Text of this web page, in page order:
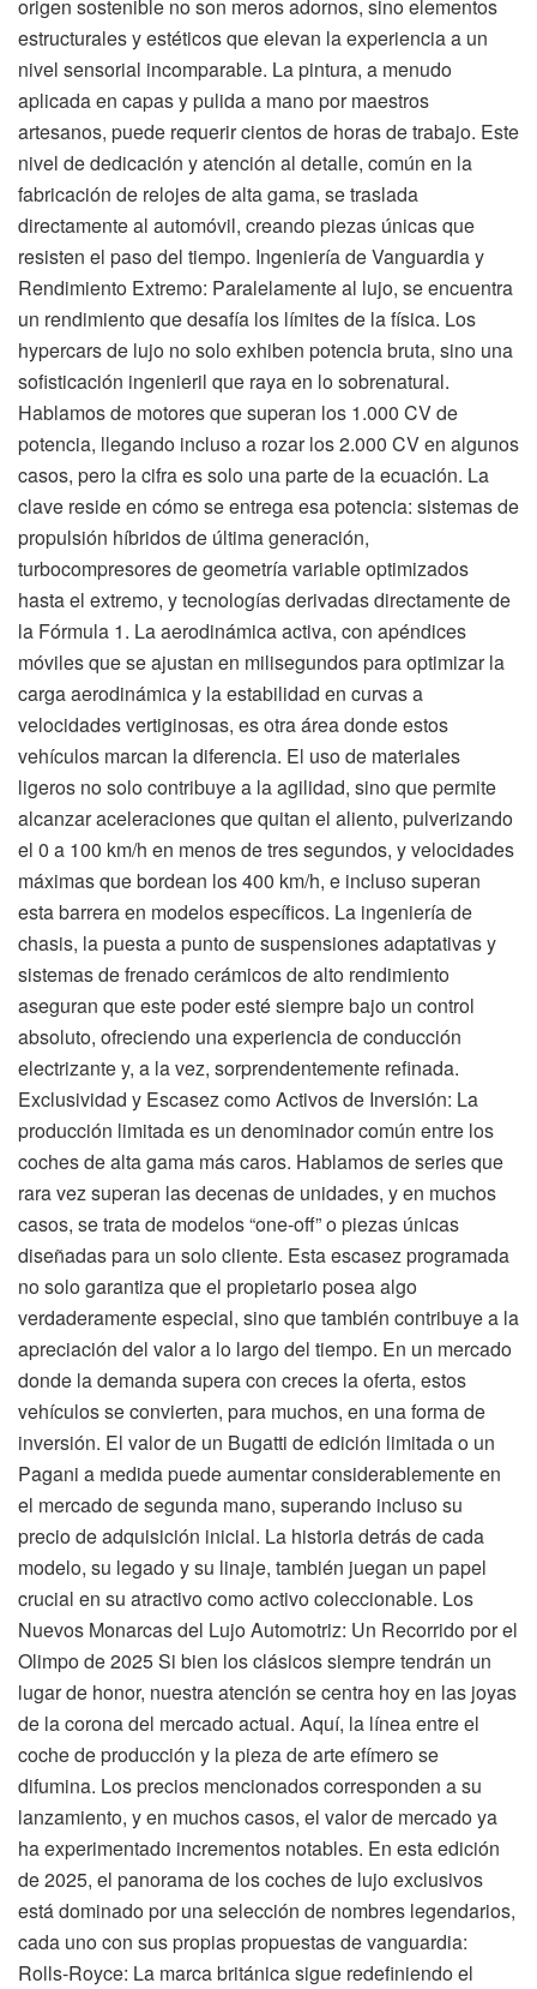
origen sostenible no son meros adornos, sino elementos
estructurales y estéticos que elevan la experiencia a un
nivel sensorial incomparable. La pintura, a menudo
aplicada en capas y pulida a mano por maestros
artesanos, puede requerir cientos de horas de trabajo. Este
nivel de dedicación y atención al detalle, común en la
fabricación de relojes de alta gama, se traslada
directamente al automóvil, creando piezas únicas que
resisten el paso del tiempo. Ingeniería de Vanguardia y
Rendimiento Extremo: Paralelamente al lujo, se encuentra
un rendimiento que desafía los límites de la física. Los
hypercars de lujo no solo exhiben potencia bruta, sino una
sofisticación ingenieril que raya en lo sobrenatural.
Hablamos de motores que superan los 1.000 CV de
potencia, llegando incluso a rozar los 2.000 CV en algunos
casos, pero la cifra es solo una parte de la ecuación. La
clave reside en cómo se entrega esa potencia: sistemas de
propulsión híbridos de última generación,
turbocompresores de geometría variable optimizados
hasta el extremo, y tecnologías derivadas directamente de
la Fórmula 1. La aerodinámica activa, con apéndices
móviles que se ajustan en milisegundos para optimizar la
carga aerodinámica y la estabilidad en curvas a
velocidades vertiginosas, es otra área donde estos
vehículos marcan la diferencia. El uso de materiales
ligeros no solo contribuye a la agilidad, sino que permite
alcanzar aceleraciones que quitan el aliento, pulverizando
el 0 a 100 km/h en menos de tres segundos, y velocidades
máximas que bordean los 400 km/h, e incluso superan
esta barrera en modelos específicos. La ingeniería de
chasis, la puesta a punto de suspensiones adaptativas y
sistemas de frenado cerámicos de alto rendimiento
aseguran que este poder esté siempre bajo un control
absoluto, ofreciendo una experiencia de conducción
electrizante y, a la vez, sorprendentemente refinada.
Exclusividad y Escasez como Activos de Inversión: La
producción limitada es un denominador común entre los
coches de alta gama más caros. Hablamos de series que
rara vez superan las decenas de unidades, y en muchos
casos, se trata de modelos “one-off” o piezas únicas
diseñadas para un solo cliente. Esta escasez programada
no solo garantiza que el propietario posea algo
verdaderamente especial, sino que también contribuye a la
apreciación del valor a lo largo del tiempo. En un mercado
donde la demanda supera con creces la oferta, estos
vehículos se convierten, para muchos, en una forma de
inversión. El valor de un Bugatti de edición limitada o un
Pagani a medida puede aumentar considerablemente en
el mercado de segunda mano, superando incluso su
precio de adquisición inicial. La historia detrás de cada
modelo, su legado y su linaje, también juegan un papel
crucial en su atractivo como activo coleccionable. Los
Nuevos Monarcas del Lujo Automotriz: Un Recorrido por el
Olimpo de 2025 Si bien los clásicos siempre tendrán un
lugar de honor, nuestra atención se centra hoy en las joyas
de la corona del mercado actual. Aquí, la línea entre el
coche de producción y la pieza de arte efímero se
difumina. Los precios mencionados corresponden a su
lanzamiento, y en muchos casos, el valor de mercado ya
ha experimentado incrementos notables. En esta edición
de 2025, el panorama de los coches de lujo exclusivos
está dominado por una selección de nombres legendarios,
cada uno con sus propias propuestas de vanguardia:
Rolls-Royce: La marca británica sigue redefiniendo el